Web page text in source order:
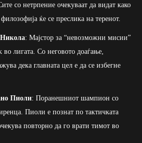
со нетрпение очекуваат да видат како
ќе се преслика на теренот.
: Мајстор за “невозможни мисии”
во лигата. Со неговото доаѓање,
дека главната цел е да се избегне
Пиоли: Поранешниот шампион со
Пиоли е познат по тактичката
повторно да го врати тимот во